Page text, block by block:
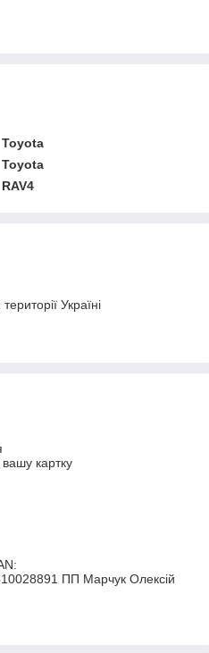
Toyota
Toyota
RAV4
Україні
картку
ПП Марчук Олексій